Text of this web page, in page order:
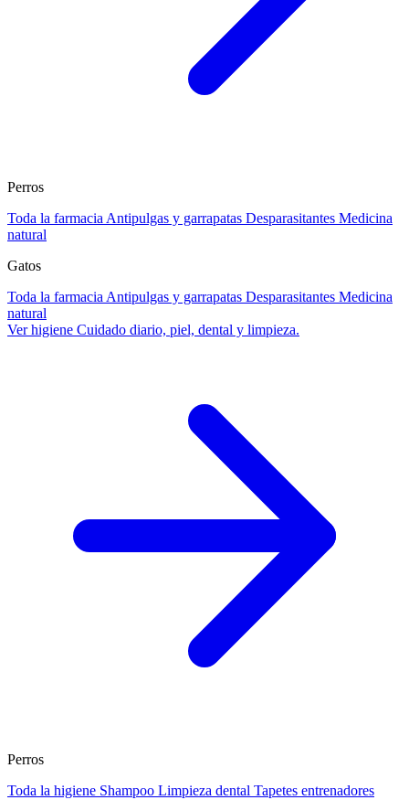
Perros
Toda la farmacia Antipulgas y garrapatas Desparasitantes Medicina
natural
Gatos
Toda la farmacia Antipulgas y garrapatas Desparasitantes Medicina
natural
Ver higiene Cuidado diario, piel, dental y limpieza.
Perros
Toda la higiene Shampoo Limpieza dental Tapetes entrenadores